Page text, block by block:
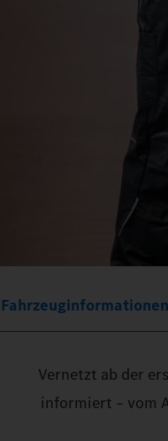
Fahrzeuginformationen
Vernetzt ab der
informiert – vom